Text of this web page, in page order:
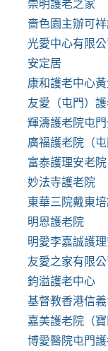
崇明護老之家
嗇色園主辦可
光愛中心有限
安定居
康和護老中心
友愛（屯門）
輝濤護老院屯
廣福護老院（
富泰護理安老院
妙法寺護老院
東華三院戴東
明恩護老院
明愛李嘉誠護
友愛之家有限公
鈞溢護老中心
基督教香港信
嘉美護老院（
博愛醫院屯門